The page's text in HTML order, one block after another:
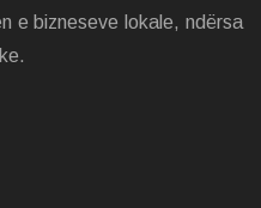
e bizneseve lokale, ndërsa